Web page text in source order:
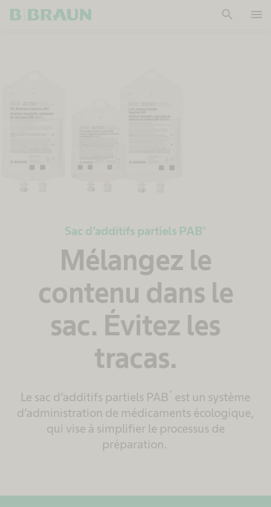
search menu
Sac d’additifs partiels PAB®
Mélangez le
contenu dans le
sac. Évitez les
tracas.
Le sac d’additifs partiels PAB est un système
d’administration de médicaments écologique,
qui vise à simplifier le processus de
préparation.